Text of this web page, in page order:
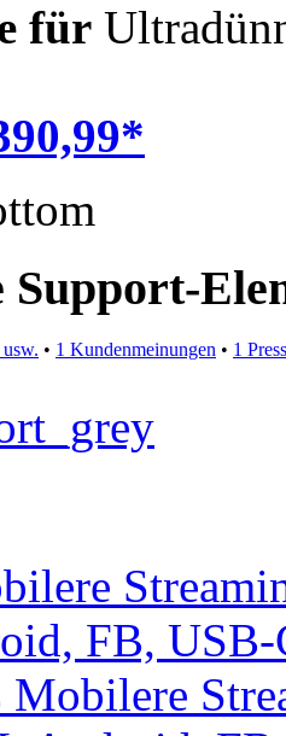
für
Support-
• 1 Kundenmeinungen • 1